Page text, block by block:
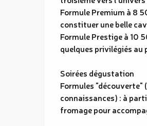
Formule Premium à 8
constituer une belle
Formule Prestige à 10
quelques privilégiés
Soirées dégustation
Formules
connaissances) : à
fromage pour